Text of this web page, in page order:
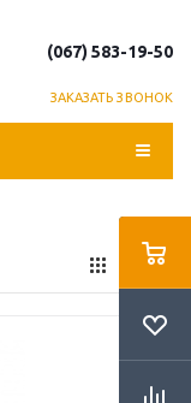
(067) 583-19-50
ЗАКАЗАТЬ ЗВОНОК